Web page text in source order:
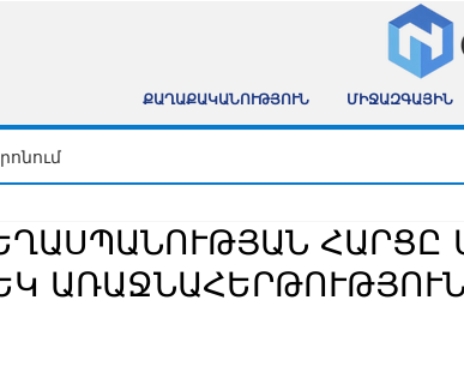
ՔԱՂԱՔԱԿԱՆՈՒԹՅՈՒՆ ՄԻՋԱԶԳԱՅԻՆ
ՀԱՐՑԸ